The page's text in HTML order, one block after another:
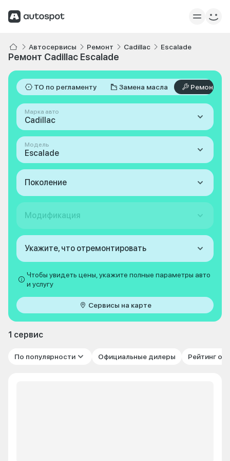
Автосервисы Ремонт Cadillac Escalade
Ремонт Cadillac Escalade
ТО по регламенту Замена масла Ремонт
Марка авто
Cadillac
Модель
Escalade
Поколение
Модификация
Укажите, что отремонтировать
Чтобы увидеть цены, укажите полные параметры авто
и услугу
Сервисы на карте
1 сервис
По популярности Официальные дилеры Рейтинг